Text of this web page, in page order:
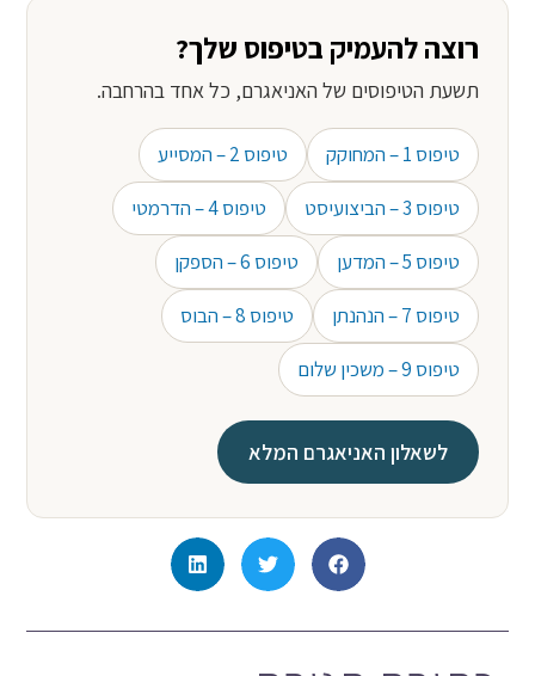
רוצה להעמיק בטיפוס שלך?
תשעת הטיפוסים של האניאגרם, כל אחד בהרחבה.
טיפוס 1 – המחוקק טיפוס 2 – המסייע
טיפוס 3 – הביצועיסט טיפוס 4 – הדרמטי
טיפוס 5 – המדען טיפוס 6 – הספקן
טיפוס 7 – הנהנתן טיפוס 8 – הבוס
טיפוס 9 – משכין שלום
לשאלון האניאגרם המלא